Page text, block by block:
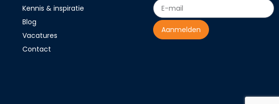
Kennis & inspiratie
Blog
Vacatures
Contact
Aanmelden